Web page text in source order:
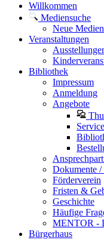
Willkommen
Mediensuche
Neue Medien
Veranstaltungen
Bibliothek
Impressum
Anmeldung
Angebote
Service
Dokumente /
Förderverein
Fristen &
Geschichte
Häufige
MENTOR -
Bürgerhaus